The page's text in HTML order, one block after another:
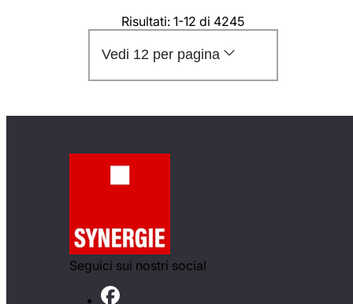
Risultati: 1-12 di 4245
Vedi 12 per pagina
Seguici sui nostri social